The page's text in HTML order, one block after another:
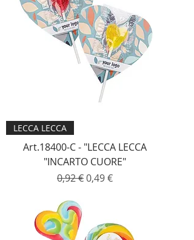
LECCA LECCA
Art.18400-C - "LECCA LECCA
"INCARTO CUORE"
Prezzo regolare
0,92 €Prezzo scontato
0,49 €